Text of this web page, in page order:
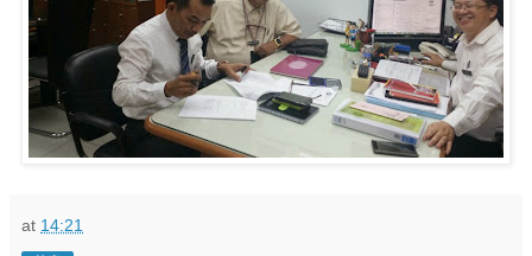
at 14:21